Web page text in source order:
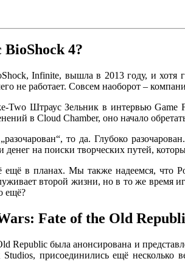
BioShock 4?
Infinite, вышла в 2013 году, и
не работает. Совсем наоборот –
Two Штраус Зельник в интервью Game
в Cloud Chamber, оно начало
то да. Глубоко
денег на поиски творческих путей,
ещё в планах. Мы также надеемся, что
второй жизни, но в то же время
ещё?
Fate of the Old
Republic была анонсирована и
Studios, присоединились ещё